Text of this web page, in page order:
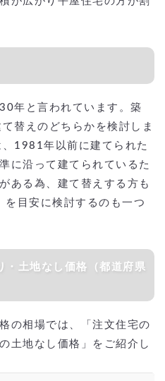
年と言われています。築
替えのどちらかを検討しま
1981年以前に建てられた
に沿って建てられているた
ある為、建て替えする方も
目安に検討するのも一つ
の相場では、「注文住宅の
土地なし価格」をご紹介し